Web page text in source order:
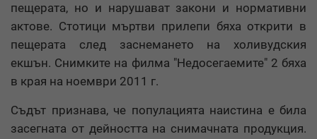
пещерата, но и нарушават закони и нормативни
актове. Стотици мъртви прилепи бяха открити в
пещерата след заснемането на холивудския
екшън. Снимките на филма "Недосегаемите" 2 бяха
в края на ноември 2011 г.
Съдът признава, че популацията наистина е била
засегната от дейността на снимачната продукция.